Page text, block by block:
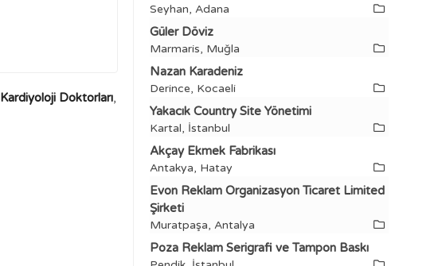
Kardiyoloji Doktorları,
Seyhan, Adana
Güler Döviz
Marmaris, Muğla
Nazan Karadeniz
Derince, Kocaeli
Yakacık Country Site Yönetimi
Kartal, İstanbul
Akçay Ekmek Fabrikası
Antakya, Hatay
Evon Reklam Organizasyon Ticaret Limited
Şirketi
Muratpaşa, Antalya
Poza Reklam Serigrafi ve Tampon Baskı